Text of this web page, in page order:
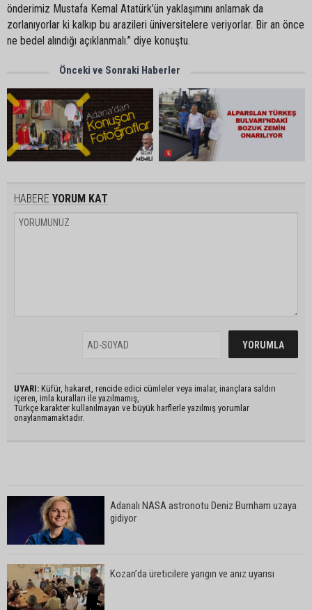
önderimiz Mustafa Kemal Atatürk’ün yaklaşımını anlamak da
zorlanıyorlar ki kalkıp bu arazileri üniversitelere veriyorlar. Bir an önce
ne bedel alındığı açıklanmalı.” diye konuştu.
Önceki ve Sonraki Haberler
HABERE YORUM KAT
UYARI: Küfür, hakaret, rencide edici cümleler veya imalar, inançlara saldırı
içeren, imla kuralları ile yazılmamış,
Türkçe karakter kullanılmayan ve büyük harflerle yazılmış yorumlar
onaylanmamaktadır.
Adanalı NASA astronotu Deniz Burnham uzaya
gidiyor
Kozan’da üreticilere yangın ve anız uyarısı